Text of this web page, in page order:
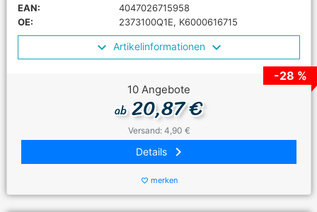
EAN:
4047026715958
OE:
2373100Q1E, K6000616715
Artikelinformationen
-28 %
10 Angebote
ab20,87 €
Versand: 4,90 €
Details keyboard_arrow_right
favorite_border merken